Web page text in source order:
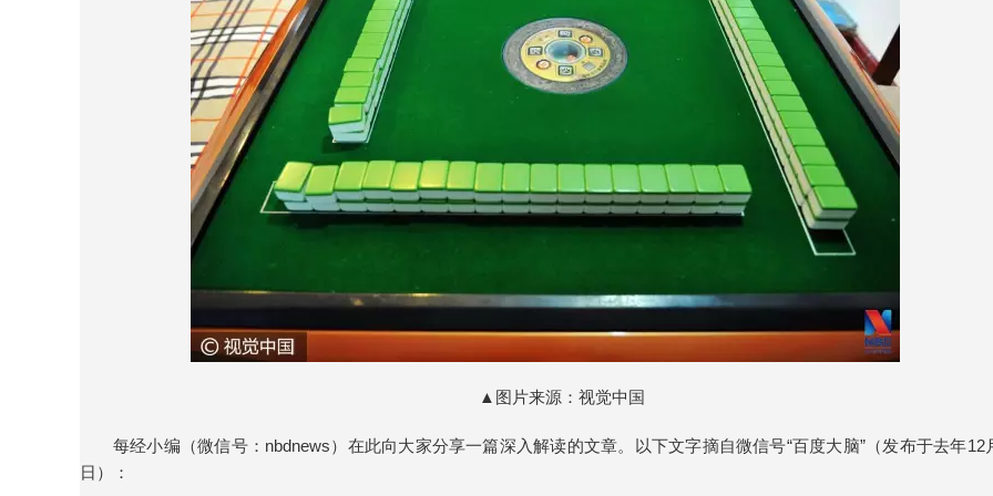
▲图片来源：视觉中国
每经小编（微信号：nbdnews）在此向大家分享一篇深入解读的文章。以下文字摘自微信号“百度大脑”（发布于去年12
日）：